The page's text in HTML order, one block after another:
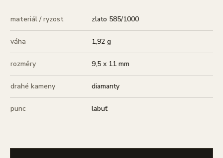
materiál / ryzost zlato 585/1000
váha 1,92 g
rozměry 9,5 x 11 mm
drahé kameny diamanty
punc labuť